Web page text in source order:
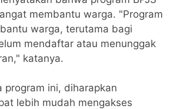
membantu warga. "Program
warga, terutama bagi
mendaftar atau menunggak
katanya.
program ini, diharapkan
lebih mudah mengakses